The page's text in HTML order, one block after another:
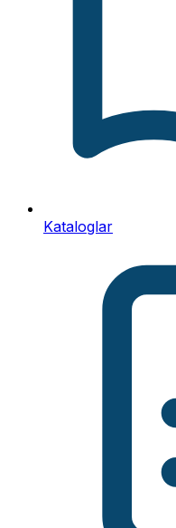
Kataloglar